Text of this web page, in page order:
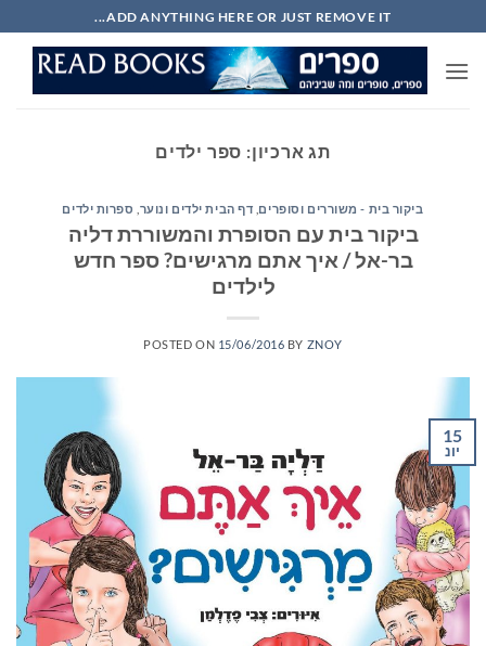
to
content
ADD ANYTHING HERE OR JUST REMOVE IT...
תג ארכיון: ספר ילדים
ביקור בית - משוררים וסופרים דף הבית ילדים ונוער ספרות ילדים
ביקור בית עם הסופרת והמשוררת דליה
בר-אל / איך אתם מרגישים? ספר חדש
לילדים
POSTED ON 15/06/2016 BY ZNOY
15
יונ